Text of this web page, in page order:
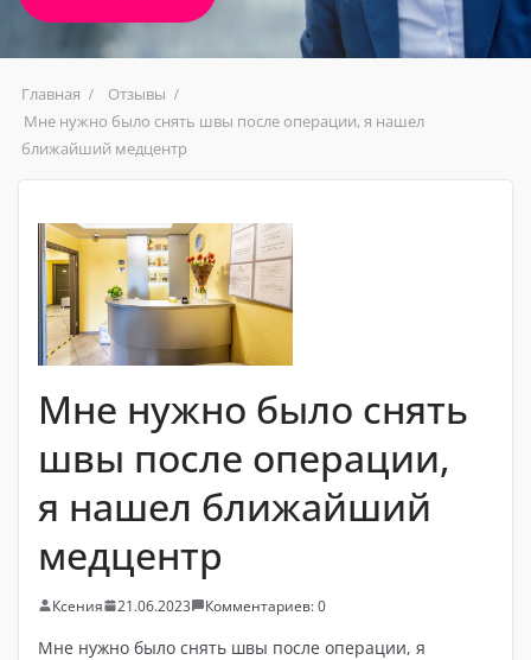
Главная
Отзывы
Мне нужно было снять швы после операции, я нашел
ближайший медцентр
Мне нужно было снять
швы после операции,
я нашел ближайший
медцентр
Ксения 21.06.2023 Комментариев: 0
Мне нужно было снять швы после операции, я